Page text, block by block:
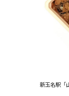
新玉名駅「